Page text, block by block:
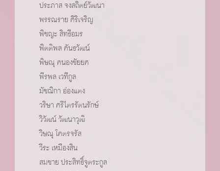
ประภาส จงสถิตย์วัฒนา
พรรณราย ศิริเจริญ
พิชญะ สิทธีอมร
พิตติพล คันธวัฒน์
พิษณุ คนองชัยยศ
พีรพล เวทีกูล
มัชฌิกา อ่องแตง
วริษา ศรีไตรรัตนรักษ์
วิวัฒน์ วัฒนาวุฒิ
วิษณุ โคตรจรัส
วีระ เหมืองสิน
สมชาย ประสิทธิ์จูตระกูล